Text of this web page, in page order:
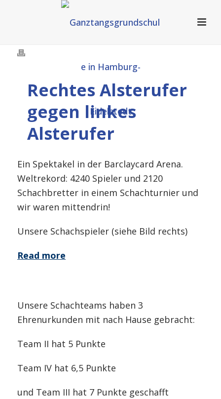
Rechtes Alsterufer
gegen linkes
Alsterufer
Ein Spektakel in der Barclaycard Arena.
Weltrekord: 4240 Spieler und 2120
Schachbretter in einem Schachturnier und
wir waren mittendrin!
Unsere Schachspieler (siehe Bild rechts)
Read more
Unsere Schachteams haben 3
Ehrenurkunden mit nach Hause gebracht:
Team II hat 5 Punkte
Team IV hat 6,5 Punkte
und Team III hat 7 Punkte geschafft